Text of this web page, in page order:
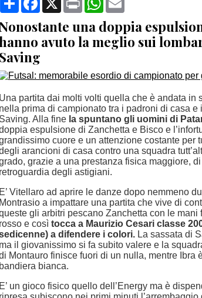
una doppia
avuto la meglio sui
Saving
Una partita dai molti volti quella che è andata in
nella prima di campionato tra i padroni di casa e
Saving. Alla fine la spuntano gli uomini di
espulsione di Zanchetta e Bisco e
cuore e un attenzione costante per
arancioni di casa contro una squadra
grazie a una prestanza fisica maggiore,
retroguardia degli astigiani.
E’ Vitellaro ad aprire le danze dopo nemmeno
Montrasio a impattare una partita che vive di
gli arbitri pescano Zanchetta con le mani
rosso e così tocca a Maurizio Cesari classe
a difendere i colori. La sassata di
ma il giovanissimo si fa subito valere e la
Montauro finisce fuori di un nulla, mentre Ibra
bandiera bianca.
E’ un gioco fisico quello dell’Energy ma è